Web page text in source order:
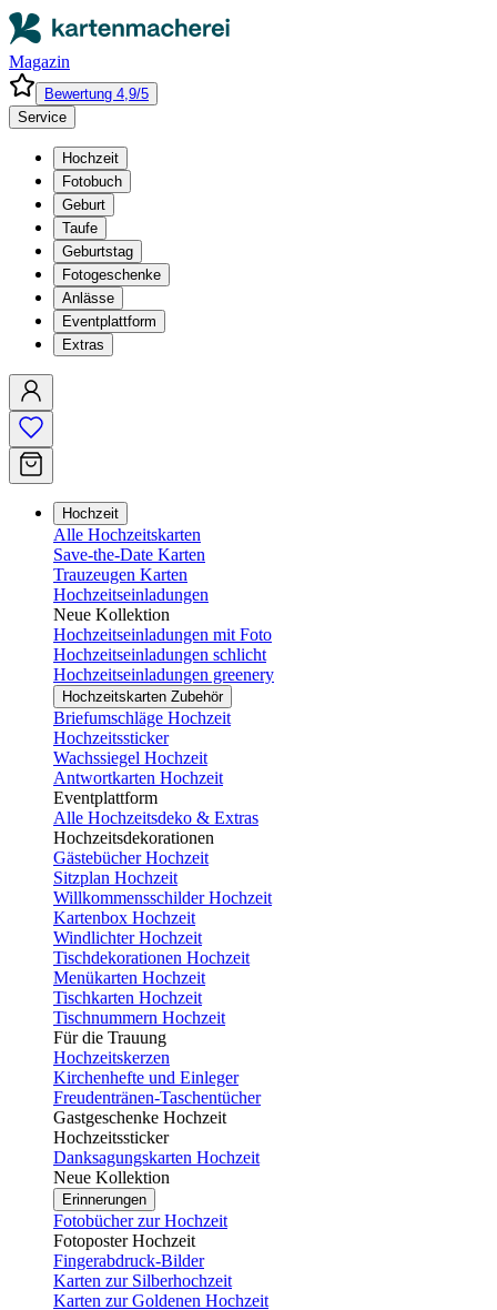
Magazin
Bewertung 4,9/5
Service
Hochzeit
Fotobuch
Geburt
Taufe
Geburtstag
Fotogeschenke
Anlässe
Eventplattform
Extras
Hochzeit
Alle Hochzeitskarten
Save-the-Date Karten
Trauzeugen Karten
Hochzeitseinladungen
Neue Kollektion
Hochzeitseinladungen mit Foto
Hochzeitseinladungen schlicht
Hochzeitseinladungen greenery
Hochzeitskarten Zubehör
Briefumschläge Hochzeit
Hochzeitssticker
Wachssiegel Hochzeit
Antwortkarten Hochzeit
Eventplattform
Alle Hochzeitsdeko & Extras
Hochzeitsdekorationen
Gästebücher Hochzeit
Sitzplan Hochzeit
Willkommensschilder Hochzeit
Kartenbox Hochzeit
Windlichter Hochzeit
Tischdekorationen Hochzeit
Menükarten Hochzeit
Tischkarten Hochzeit
Tischnummern Hochzeit
Für die Trauung
Hochzeitskerzen
Kirchenhefte und Einleger
Freudentränen-Taschentücher
Gastgeschenke Hochzeit
Hochzeitssticker
Danksagungskarten Hochzeit
Neue Kollektion
Erinnerungen
Fotobücher zur Hochzeit
Fotoposter Hochzeit
Fingerabdruck-Bilder
Karten zur Silberhochzeit
Karten zur Goldenen Hochzeit